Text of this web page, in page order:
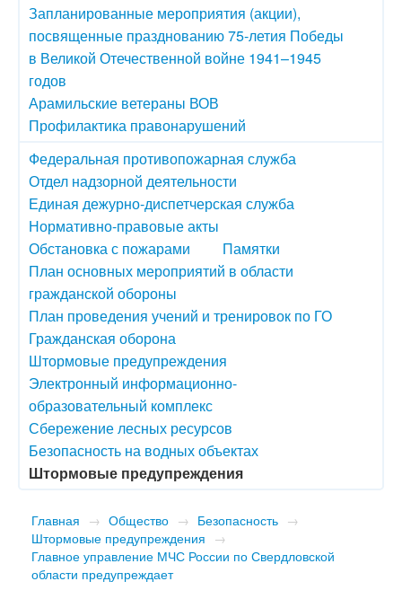
Запланированные мероприятия (акции),
посвященные празднованию 75-летия Победы
в Великой Отечественной войне 1941–1945
годов
Арамильские ветераны ВОВ
Профилактика правонарушений
Федеральная противопожарная служба
Отдел надзорной деятельности
Единая дежурно-диспетчерская служба
Нормативно-правовые акты
Обстановка с пожарами
Памятки
План основных мероприятий в области
гражданской обороны
План проведения учений и тренировок по ГО
Гражданская оборона
Штормовые предупреждения
Электронный информационно-
образовательный комплекс
Сбережение лесных ресурсов
Безопасность на водных объектах
Штормовые предупреждения
Главная → Общество → Безопасность →
Штормовые предупреждения →
​Главное управление МЧС России по Свердловской
области предупреждает